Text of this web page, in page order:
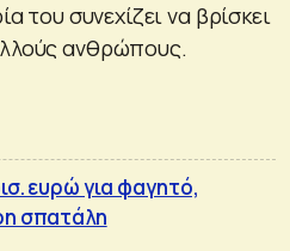
του συνεχίζει να βρίσκει
ανθρώπους.
ευρώ για φαγητό,
σπατάλη